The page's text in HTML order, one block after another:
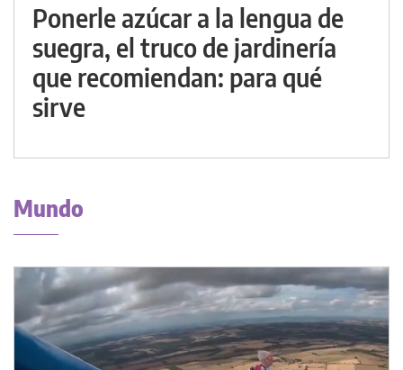
Ponerle azúcar a la lengua de
suegra, el truco de jardinería
que recomiendan: para qué
sirve
Mundo